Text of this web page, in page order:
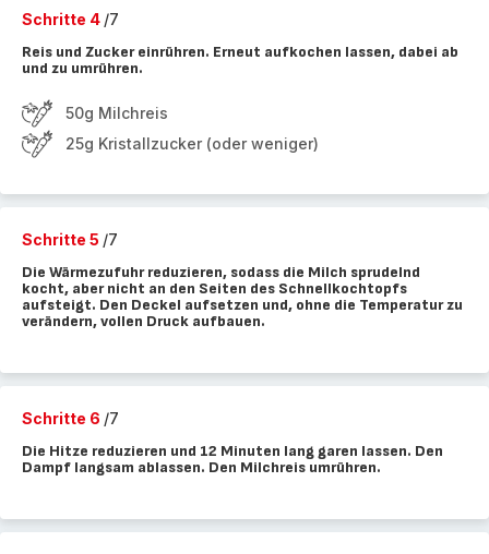
Schritte 4 /7
Reis und Zucker einrühren. Erneut aufkochen lassen, dabei ab
und zu umrühren.
50g Milchreis
25g Kristallzucker (oder weniger)
Schritte 5 /7
Die Wärmezufuhr reduzieren, sodass die Milch sprudelnd
kocht, aber nicht an den Seiten des Schnellkochtopfs
aufsteigt. Den Deckel aufsetzen und, ohne die Temperatur zu
verändern, vollen Druck aufbauen.
Schritte 6 /7
Die Hitze reduzieren und 12 Minuten lang garen lassen. Den
Dampf langsam ablassen. Den Milchreis umrühren.